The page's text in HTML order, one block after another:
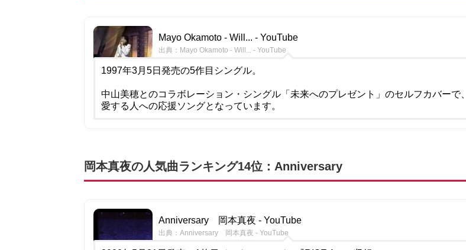
Mayo Okamoto - Will... - YouTube
出典：Mayo Okamoto - Will... - YouTube
1997年3月5日発売の5作目シングル。
中山美穂とのコラボレーション・シングル「未来へのプレゼント」のセルフカバーで、
愛する人への応援ソングとなっています。
岡本真夜の人気曲ランキング14位：Anniversary
Anniversary 岡本真夜 - YouTube
出典：Anniversary 岡本真夜 - YouTube